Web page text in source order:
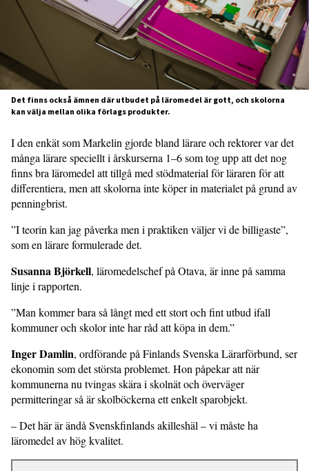
Det finns också ämnen där utbudet på läromedel är gott, och skolorna
kan välja mellan olika förlags produkter.
I den enkät som Markelin gjorde bland lärare och rektorer var det
många lärare speciellt i årskurserna 1–6 som tog upp att det nog
finns bra läromedel att tillgå med stödmaterial för läraren för att
differentiera, men att skolorna inte köper in materialet på grund av
penningbrist.
”I teorin kan jag påverka men i praktiken väljer vi de billigaste”,
som en lärare formulerade det.
Susanna Björkell, läromedelschef på Otava, är inne på samma
linje i rapporten.
”Man kommer bara så långt med ett stort och fint utbud ifall
kommuner och skolor inte har råd att köpa in dem.”
Inger Damlin, ordförande på Finlands Svenska Lärarförbund, ser
ekonomin som det största problemet. Hon påpekar att när
kommunerna nu tvingas skära i skolnät och överväger
permitteringar så är skolböckerna ett enkelt sparobjekt.
– Det här är ändå Svenskfinlands akilleshäl – vi måste ha
läromedel av hög kvalitet.